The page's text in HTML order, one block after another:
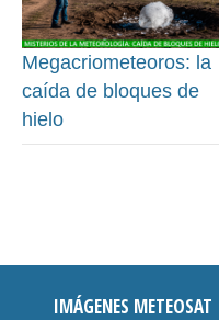
Megacriometeoros: la
caída de bloques de
hielo
IMÁGENES METEOSAT